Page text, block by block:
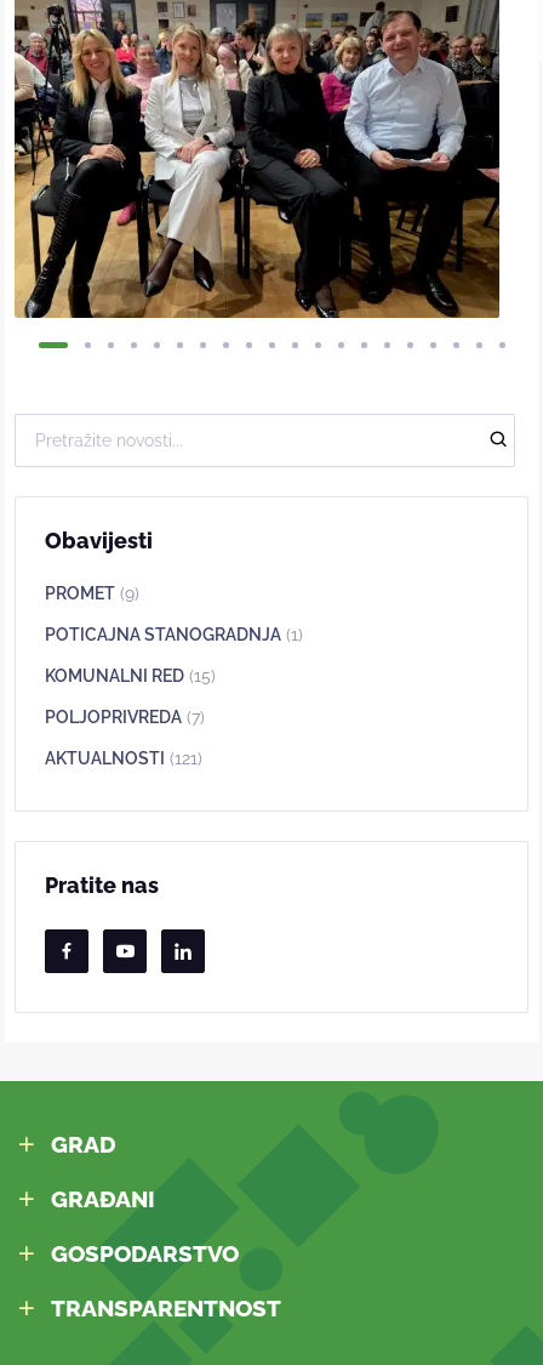
Obavijesti
PROMET (9)
POTICAJNA STANOGRADNJA (1)
KOMUNALNI RED (15)
POLJOPRIVREDA (7)
AKTUALNOSTI (121)
Pratite nas
GRAD
GRAĐANI
GOSPODARSTVO
TRANSPARENTNOST